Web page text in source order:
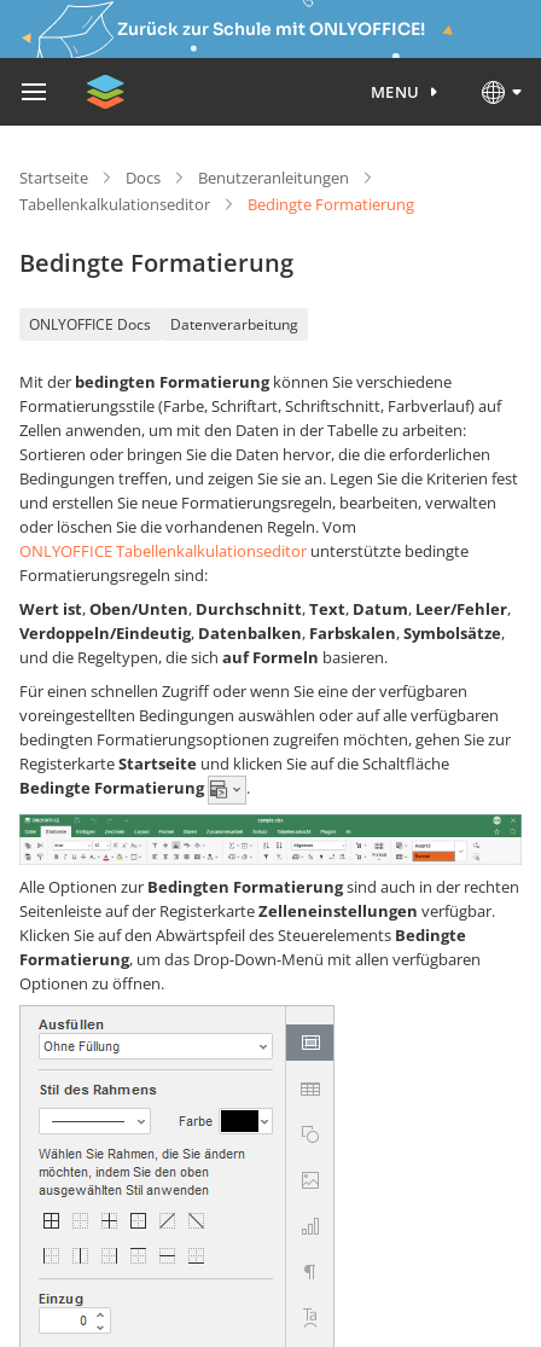
Zurück zur Schule mit ONLYOFFICE!
MENU
Startseite Docs
Benutzeranleitungen
Tabellenkalkulationseditor
Bedingte Formatierung
Bedingte Formatierung
ONLYOFFICE Docs Datenverarbeitung
Mit der bedingten Formatierungkönnen Sie verschiedene
Formatierungsstile (Farbe, Schriftart, Schriftschnitt, Farbverlauf) auf
Zellen anwenden, um mit den Daten in der Tabelle zu arbeiten:
Sortieren oder bringen Sie die Daten hervor, die die erforderlichen
Bedingungen treffen, und zeigen Sie sie an. Legen Sie die Kriterien fest
und erstellen Sie neue Formatierungsregeln, bearbeiten, verwalten
oder löschen Sie die vorhandenen Regeln. Vom
ONLYOFFICE Tabellenkalkulationseditor unterstützte bedingte
Formatierungsregeln sind:
Wert ist,Oben/Unten, Durchschnitt,Text, Datum, Leer/Fehler,
Verdoppeln/Eindeutig, Datenbalken, Farbskalen,Symbolsätze,
und die Regeltypen, die sich auf Formeln basieren.
Für einen schnellen Zugriff oder wenn Sie eine der verfügbaren
voreingestellten Bedingungen auswählen oder auf alle verfügbaren
bedingten Formatierungsoptionen zugreifen möchten, gehen Sie zur
RegisterkarteStartseite und klicken Sie auf die Schaltfläche
Bedingte Formatierung
.
Alle Optionen zur Bedingten Formatierungsind auch in der rechten
Seitenleiste auf der RegisterkarteZelleneinstellungen verfügbar.
Klicken Sie auf den Abwärtspfeil des Steuerelements Bedingte
Formatierung, um das Drop-Down-Menü mit allen verfügbaren
Optionen zu öffnen.